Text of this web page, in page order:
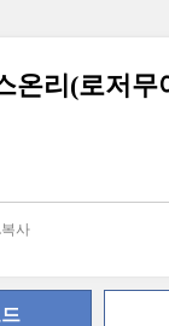
리(로저무
사